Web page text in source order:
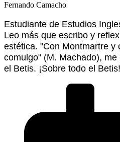
Fernando Camacho
Estudiante de Estudios
Leo más que escribo y
estética. "Con Montmartre y
comulgo" (M. Machado),
el Betis. ¡Sobre todo el Betis!